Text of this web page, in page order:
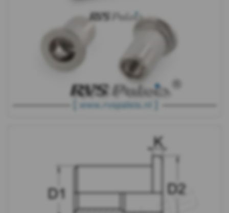
schroeven
Pennen
Borgingen
Fittingen
Metaalbewerking